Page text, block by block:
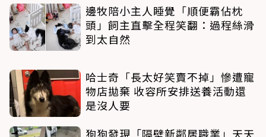
邊牧陪小主人睡覺「順便霸佔枕
頭」飼主直擊全程笑翻：過程絲滑
到太自然
哈士奇「長太好笑賣不掉」慘遭寵
物店拋棄 收容所安排送養活動還
是沒人要
狗狗發現「隔壁新鄰居職業」天天